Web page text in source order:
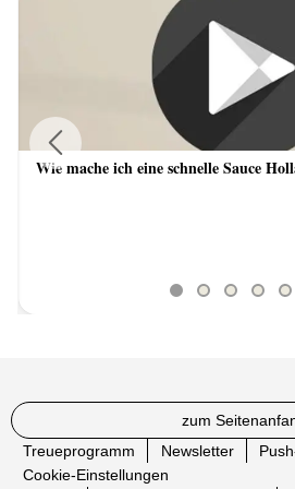
Wie mache ich eine schnelle Sauce
Previous
zum
Treueprogramm
Newsletter
Cookie-Einstellungen